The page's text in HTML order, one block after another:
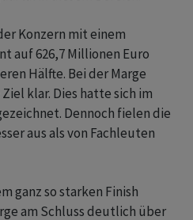
Konzern mit einem
auf 626,7 Millionen Euro
Hälfte. Bei der Marge
klar. Dies hatte sich im
Dennoch fielen die
aus als von Fachleuten
ganz so starken Finish
am Schluss deutlich über